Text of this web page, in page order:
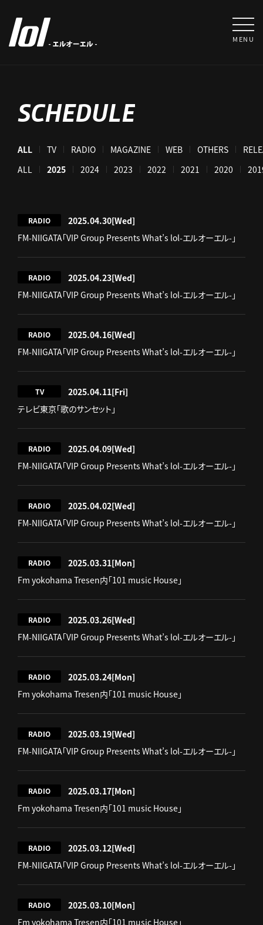
MENU
SCHEDULE
ALL TV RADIO MAGAZINE WEB OTHERS
ALL
2025 2024 2023 2022 2021 2020
RADIO 2025.04.30[Wed]
FM-NIIGATA「VIP Group Presents What’s lol-エルオーエル-」
RADIO 2025.04.23[Wed]
FM-NIIGATA「VIP Group Presents What’s lol-エルオーエル-」
RADIO 2025.04.16[Wed]
FM-NIIGATA「VIP Group Presents What’s lol-エルオーエル-」
TV 2025.04.11[Fri]
テレビ東京「歌のサンセット」
RADIO 2025.04.09[Wed]
FM-NIIGATA「VIP Group Presents What’s lol-エルオーエル-」
RADIO 2025.04.02[Wed]
FM-NIIGATA「VIP Group Presents What’s lol-エルオーエル-」
RADIO 2025.03.31[Mon]
Fm yokohama Tresen内「101 music House」
RADIO 2025.03.26[Wed]
FM-NIIGATA「VIP Group Presents What’s lol-エルオーエル-」
RADIO 2025.03.24[Mon]
Fm yokohama Tresen内「101 music House」
RADIO 2025.03.19[Wed]
FM-NIIGATA「VIP Group Presents What’s lol-エルオーエル-」
RADIO 2025.03.17[Mon]
Fm yokohama Tresen内「101 music House」
RADIO 2025.03.12[Wed]
FM-NIIGATA「VIP Group Presents What’s lol-エルオーエル-」
RADIO 2025.03.10[Mon]
Fm yokohama Tresen内「101 music House」